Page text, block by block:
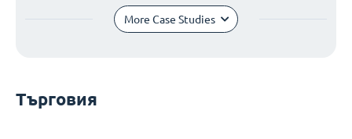
More Case Studies
Търговия